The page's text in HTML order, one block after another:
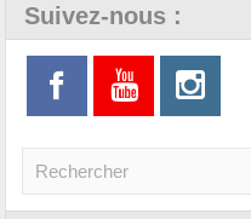
Suivez-nous :